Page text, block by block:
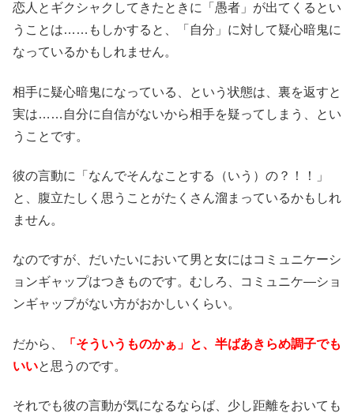
恋人とギクシャクしてきたときに「愚者」が出てくるとい
うことは……もしかすると、「自分」に対して疑心暗鬼に
なっているかもしれません。
相手に疑心暗鬼になっている、という状態は、裏を返すと
実は……自分に自信がないから相手を疑ってしまう、とい
うことです。
彼の言動に「なんでそんなことする（いう）の？！！」
と、腹立たしく思うことがたくさん溜まっているかもしれ
ません。
なのですが、だいたいにおいて男と女にはコミュニケーシ
ョンギャップはつきものです。むしろ、コミュニケ―ショ
ンギャップがない方がおかしいくらい。
だから、
「そういうものかぁ」と、半ばあきらめ調子でも
いいと思うのです。
それでも彼の言動が気になるならば、少し距離をおいても